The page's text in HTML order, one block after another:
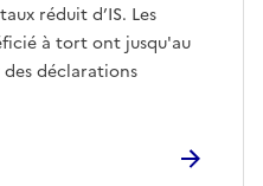
réduit d’IS. Les
à tort ont jusqu'au
déclarations